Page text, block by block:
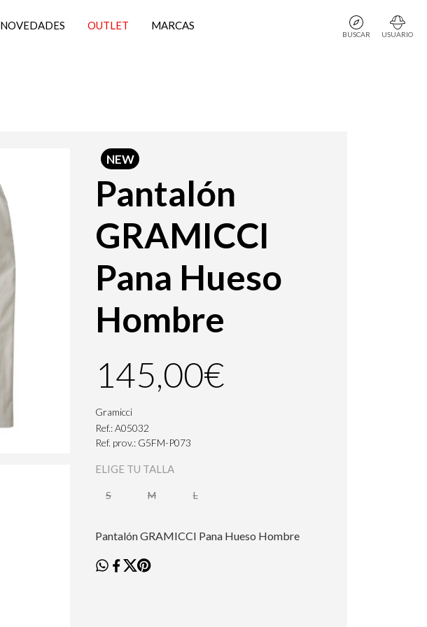
NOVEDADES OUTLET MARCAS
BUSCAR USUARIO
NEW
Pantalón
GRAMICCI
Pana Hueso
Hombre
145,00€
Gramicci
Ref.: A05032
Ref. prov.: G5FM-P073
ELIGE TU TALLA
S M L
Pantalón GRAMICCI Pana Hueso Hombre